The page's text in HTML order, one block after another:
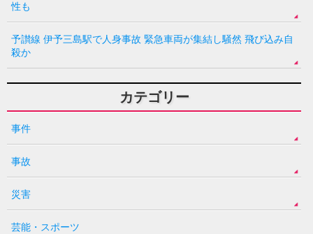
性も
予讃線 伊予三島駅で人身事故 緊急車両が集結し騒然 飛び込み自
殺か
カテゴリー
事件
事故
災害
芸能・スポーツ